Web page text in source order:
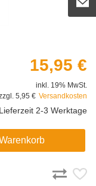
15,95 €
inkl. 19% MwSt.
5,95 € Versandkosten
Lieferzeit 2-3 Werktage